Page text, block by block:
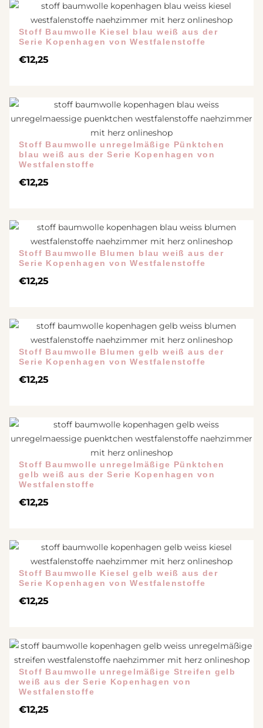
Stoff Baumwolle Kiesel blau weiß aus der
Serie Kopenhagen von Westfalenstoffe
€12,25
Stoff Baumwolle unregelmäßige Pünktchen
blau weiß aus der Serie Kopenhagen von
Westfalenstoffe
€12,25
Stoff Baumwolle Blumen blau weiß aus der
Serie Kopenhagen von Westfalenstoffe
€12,25
Stoff Baumwolle Blumen gelb weiß aus der
Serie Kopenhagen von Westfalenstoffe
€12,25
Stoff Baumwolle unregelmäßige Pünktchen
gelb weiß aus der Serie Kopenhagen von
Westfalenstoffe
€12,25
Stoff Baumwolle Kiesel gelb weiß aus der
Serie Kopenhagen von Westfalenstoffe
€12,25
Stoff Baumwolle unregelmäßige Streifen gelb
weiß aus der Serie Kopenhagen von
Westfalenstoffe
€12,25